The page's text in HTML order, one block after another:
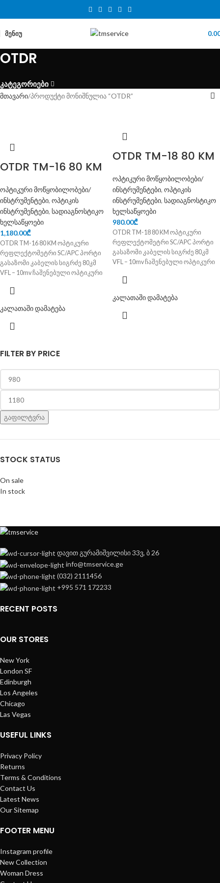
ᲛᲔᲜᲘᲣ
OTDR
კატეგორიები
FILTER BY PRICE
გაფილტვრა
STOCK STATUS
On sale
In stock
მთავარი პროდუქტი მონიშნულია “OTDR”
OTDR TM-16 80 KM
ოპტიკური მოწყობილობები/
ინსტრუმენტები, ოპტიკის
ინსტრუმენტები, სადიაგნოსტიკო
ხელსაწყოები
1,180.00₾
OTDR TM-16 80 KM ოპტიკური
რეფლექტომეტრი SC/APC პორტი
გასაზომი კაბელის სიგრძე 80კმ
VFL – 10mv ჩაშენებული ოპტიკური
კალათაში დამატება
OTDR TM-18 80 KM
ოპტიკური მოწყობილობები/
ინსტრუმენტები, ოპტიკის
ინსტრუმენტები, სადიაგნოსტიკო
ხელსაწყოები
980.00₾
OTDR TM-18 80 KM ოპტიკური
რეფლექტომეტრი SC/APC პორტი
გასაზომი კაბელის სიგრძე 80კმ
VFL – 10mv ჩაშენებული ოპტიკური
კალათაში დამატება
დავით გურამიშვილისი 33ვ, ბ 26
info@tmservice.ge
(032) 2111456
+995 571 172233
RECENT POSTS
OUR STORES
New York
London SF
Edinburgh
Los Angeles
Chicago
Las Vegas
USEFUL LINKS
Privacy Policy
Returns
Terms & Conditions
Contact Us
Latest News
Our Sitemap
FOOTER MENU
Instagram profile
New Collection
Woman Dress